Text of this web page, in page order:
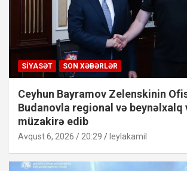
SIYASƏT SON XƏBƏRLƏR
Ceyhun Bayramov Zelenskinin
Budanovla regional və beynəlxalq
müzakirə edib
Avqust 6, 2026 / 20:29 leylakamil